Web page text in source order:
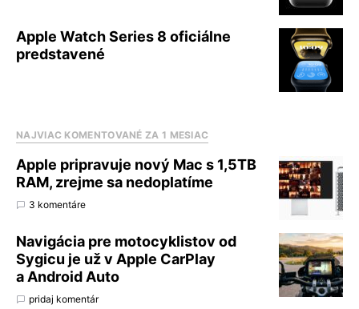
Apple Watch Series 8 oficiálne
predstavené
NAJVIAC KOMENTOVANÉ ZA 1 MESIAC
Apple pripravuje nový Mac s 1,5TB
RAM, zrejme sa nedoplatíme
3 komentáre
Navigácia pre motocyklistov od
Sygicu je už v Apple CarPlay
a Android Auto
pridaj komentár